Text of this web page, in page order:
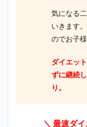
気になる
いきます
のでお子
ダイエッ
ずに継続
り。
＼ 最速ダ